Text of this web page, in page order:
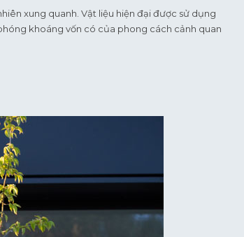
xung quanh. Vật liệu hiện đại được sử dụng
khoáng vốn có của phong cách cảnh quan